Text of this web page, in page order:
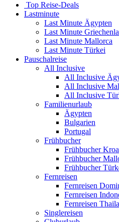
Top Reise-Deals
Lastminute
Last Minute Ägypten
Last Minute
Last Minute Mallorca
Last Minute Türkei
Pauschalreise
All Inclusive
All Inclusive
All Inclusive
All Inclusive
Familienurlaub
Ägypten
Bulgarien
Portugal
Frühbucher
Frühbucher
Frühbucher
Frühbucher
Fernreisen
Fernreisen
Fernreisen
Fernreisen
Singlereisen